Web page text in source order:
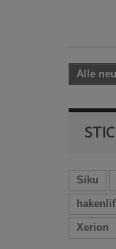
Alle
Siku
Xerion